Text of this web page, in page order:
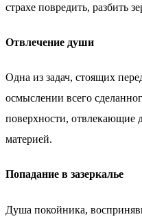
страхе повредить, разбить
Отвлечение души
Одна из задач, стоящих
осмыслении всего
поверхности, отвлекающие
материей.
Попадание в зазеркалье
Душа покойника,